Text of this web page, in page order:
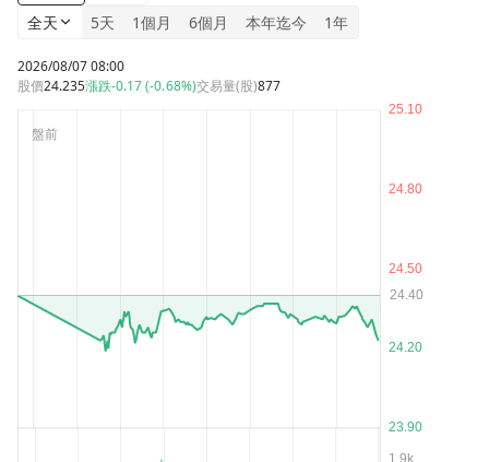
全天
5天 1個月 6個月 本年迄今 1年
2026/08/07 08:00
股價24.235漲跌-0.17 (-0.68%)交易量(股)877